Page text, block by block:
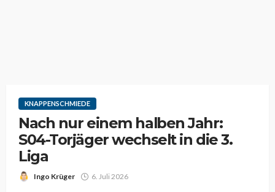
KNAPPENSCHMIEDE
Nach nur einem halben Jahr:
S04-Torjäger wechselt in die 3.
Liga
Ingo Krüger 6. Juli 2026